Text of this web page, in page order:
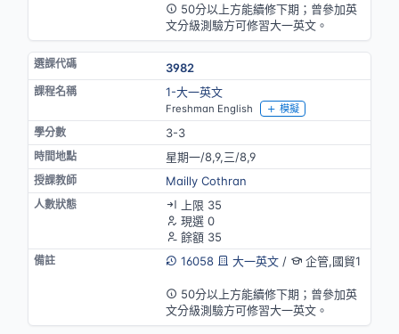
50分以上方能續修下期；曾參加英
文分級測驗方可修習大一英文。
3982
1-大一英文
Freshman English 模擬
3-3
星期一/8,9,三/8,9
Mailly Cothran
上限 35
現選 0
餘額 35
16058
大一英文/ 企管,國貿1
50分以上方能續修下期；曾參加英
文分級測驗方可修習大一英文。